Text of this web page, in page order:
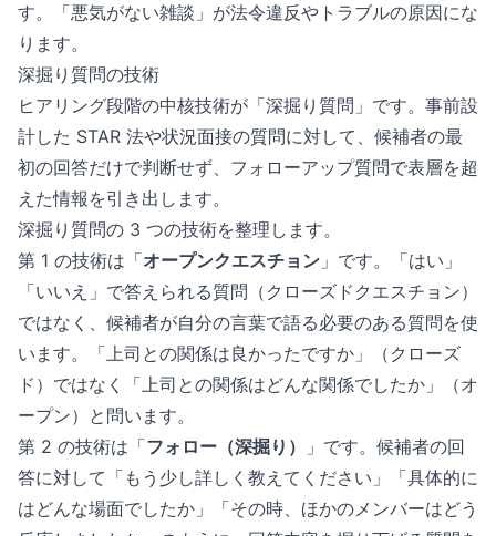
す。「悪気がない雑談」が法令違反やトラブルの原因にな
ります。
深掘り質問の技術
ヒアリング段階の中核技術が「深掘り質問」です。事前設
計した STAR 法や状況面接の質問に対して、候補者の最
初の回答だけで判断せず、フォローアップ質問で表層を超
えた情報を引き出します。
深掘り質問の 3 つの技術を整理します。
第 1 の技術は「オープンクエスチョン 」です。「はい」
「いいえ」で答えられる質問（クローズドクエスチョン）
ではなく、候補者が自分の言葉で語る必要のある質問を使
います。「上司との関係は良かったですか」（クローズ
ド）ではなく「上司との関係はどんな関係でしたか」（オ
ープン）と問います。
第 2 の技術は「フォロー（深掘り）
」です。候補者の回
答に対して「もう少し詳しく教えてください」「具体的に
はどんな場面でしたか」「その時、ほかのメンバーはどう